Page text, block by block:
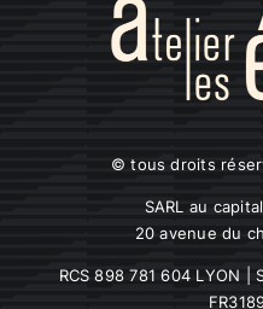
© tous droits
SARL au
20 avenue du
RCS 898 781 604 LYON |